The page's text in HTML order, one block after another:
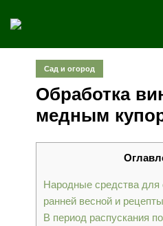
Сад и огород
Обработка
медным
Народные средства для
ранней весной и
В период распускания